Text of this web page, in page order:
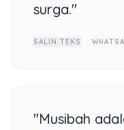
surga."
SALIN TEKS
"Musibah